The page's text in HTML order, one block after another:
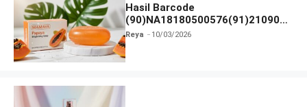
Hasil Barcode
(90)NA18180500576(91)210906
dan Izin BPOM
Reya 10/03/2026